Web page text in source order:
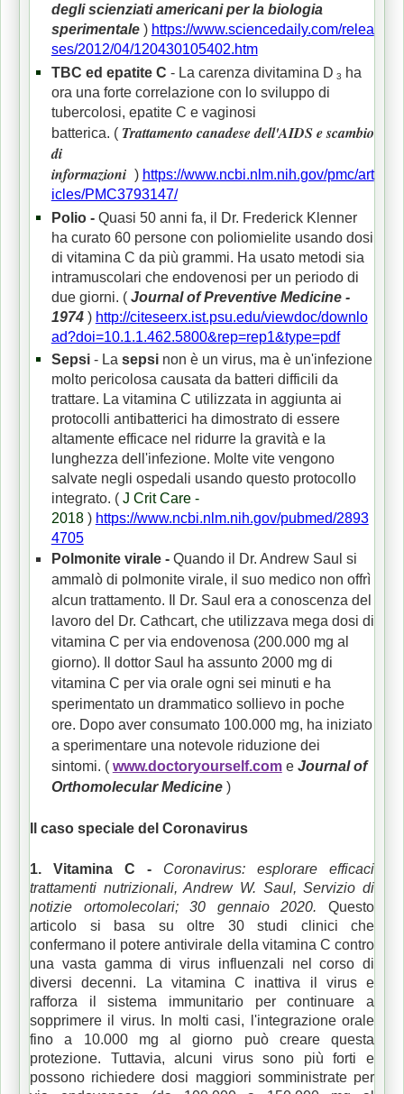
degliscienziatiamericaniper la biologia
sperimentale) https://www.sciencedaily.com/relea
ses/2012/04/120430105402.htm
TBC ed epatite C - La carenza divitamina D 3
ha
ora una forte correlazione con lo sviluppo di
tubercolosi, epatite C e vaginosi
batterica. ( Trattamento canadese dell'AIDS e scambio
di
informazioni ) https://www.ncbi.nlm.nih.gov/pmc/art
icles/PMC3793147/
Polio -Quasi 50 anni fa, il Dr. Frederick Klenner
ha curato 60 persone con poliomielite usando dosi
di vitamina C da più grammi. Ha usato metodi sia
intramuscolari che endovenosi per un periodo di
due giorni. ( Journal of Preventive Medicine -
1974) http://citeseerx.ist.psu.edu/viewdoc/downlo
ad?doi=10.1.1.462.5800&rep=rep1&type=pdf
Sepsi- La sepsinon è un virus, ma è un'infezione
molto pericolosa causata da batteri difficili da
trattare. La vitamina C utilizzata in aggiunta ai
protocolli antibatterici ha dimostrato di essere
altamente efficace nel ridurre la gravità e la
lunghezza dell'infezione. Molte vite vengono
salvate negli ospedali usando questo protocollo
integrato. ( J Crit Care -
2018) https://www.ncbi.nlm.nih.gov/pubmed/2893
4705
Polmonite virale -Quando il Dr. Andrew Saul si
ammalò di polmonite virale, il suo medico non offrì
alcun trattamento.
Il Dr. Saul era a conoscenza del
lavoro del Dr. Cathcart, che utilizzava mega dosi di
vitamina C per via endovenosa (200.000 mg al
giorno).
Il dottor Saul ha assunto 2000 mg di
vitamina C per via orale ogni sei minuti e ha
sperimentato un drammatico sollievo in poche
ore. Dopo aver consumato 100.000 mg, ha iniziato
a sperimentare una notevole riduzione dei
sintomi. ( www.doctoryourself.come Journal of
OrthomolecularMedicine)
Il caso speciale del Coronavirus
1. Vitamina C - Coronavirus: esplorare efficaci
trattamenti nutrizionali, Andrew W. Saul, Servizio di
notizie ortomolecolari;30 gennaio 2020.Questo
articolo si basa su oltre 30 studi clinici che
confermano il potere antivirale della vitamina C contro
una vasta gamma di virus influenzali nel corso di
diversi decenni.
La vitamina C inattiva il virus e
rafforza il sistema immunitario per continuare a
sopprimere il virus.
In molti casi, l'integrazione orale
fino a 10.000 mg al giorno può creare questa
protezione. Tuttavia, alcuni virus sono più forti e
possono richiedere dosi maggiori somministrate per